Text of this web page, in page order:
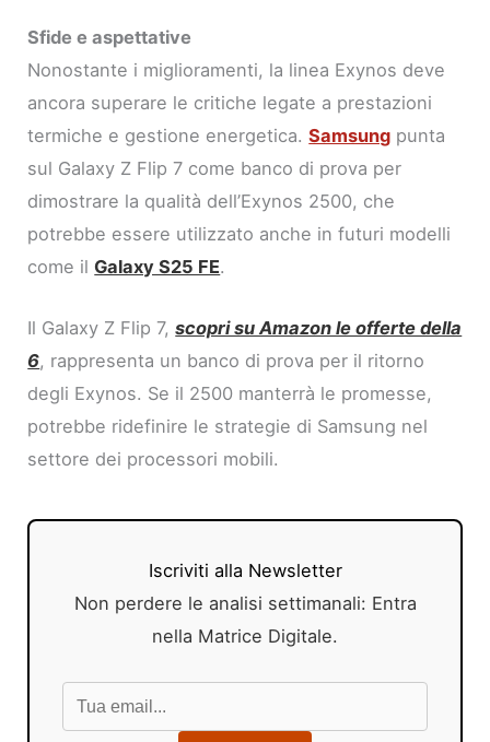
Sfide e aspettative
Nonostante i miglioramenti, la linea Exynos deve
ancora superare le critiche legate a prestazioni
termiche e gestione energetica.Samsung punta
sul Galaxy Z Flip 7 come banco di prova per
dimostrare la qualità dell’Exynos 2500, che
potrebbe essere utilizzato anche in futuri modelli
come ilGalaxy S25 FE.
Il Galaxy Z Flip 7,scopri su Amazon le offerte della
6, rappresenta un banco di prova per il ritorno
degli Exynos. Se il 2500 manterrà le promesse,
potrebbe ridefinire le strategie di Samsung nel
settore dei processori mobili.
Iscriviti alla Newsletter
Non perdere le analisi settimanali: Entra
nella Matrice Digitale.